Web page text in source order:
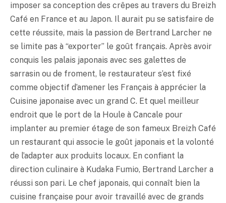
imposer sa conception des crêpes au travers du Breizh
Café en France et au Japon. Il aurait pu se satisfaire de
cette réussite, mais la passion de Bertrand Larcher ne
se limite pas à “exporter” le goût français. Après avoir
conquis les palais japonais avec ses galettes de
sarrasin ou de froment, le restaurateur s’est fixé
comme objectif d’amener les Français à apprécier la
Cuisine japonaise avec un grand C. Et quel meilleur
endroit que le port de la Houle à Cancale pour
implanter au premier étage de son fameux Breizh Café
un restaurant qui associe le goût japonais et la volonté
de l’adapter aux produits locaux. En confiant la
direction culinaire à Kudaka Fumio, Bertrand Larcher a
réussi son pari. Le chef japonais, qui connaît bien la
cuisine française pour avoir travaillé avec de grands